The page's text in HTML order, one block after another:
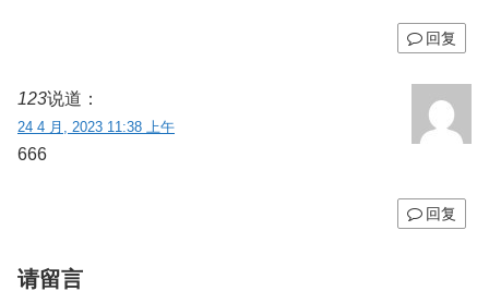
回复
123说道：
24 4 月, 2023 11:38 上午
666
回复
请留言